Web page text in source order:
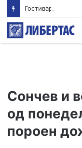
Гостиварци и
Сончев и
од
пороен